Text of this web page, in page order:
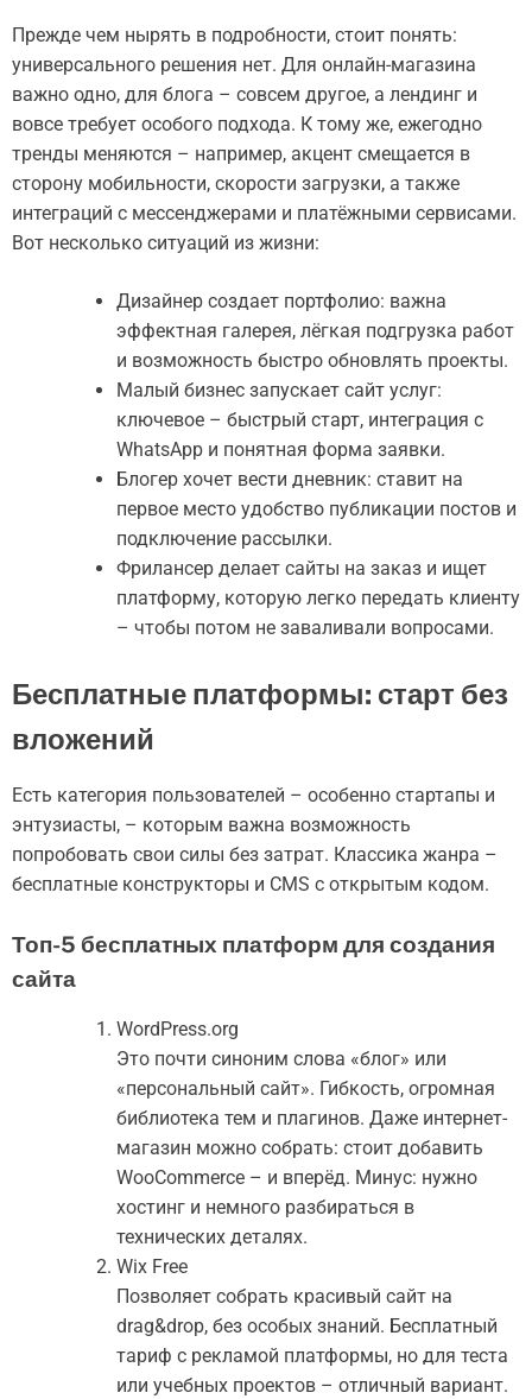
Прежде чем нырять в подробности, стоит понять:
универсального решения нет. Для онлайн-магазина
важно одно, для блога – совсем другое, а лендинг и
вовсе требует особого подхода. К тому же, ежегодно
тренды меняются – например, акцент смещается в
сторону мобильности, скорости загрузки, а также
интеграций с мессенджерами и платёжными сервисами.
Вот несколько ситуаций из жизни:
Дизайнер создает портфолио: важна
эффектная галерея, лёгкая подгрузка работ
и возможность быстро обновлять проекты.
Малый бизнес запускает сайт услуг:
ключевое – быстрый старт, интеграция с
WhatsApp и понятная форма заявки.
Блогер хочет вести дневник: ставит на
первое место удобство публикации постов и
подключение рассылки.
Фрилансер делает сайты на заказ и ищет
платформу, которую легко передать клиенту
– чтобы потом не заваливали вопросами.
Бесплатные платформы: старт без
вложений
Есть категория пользователей – особенно стартапы и
энтузиасты, – которым важна возможность
попробовать свои силы без затрат. Классика жанра –
бесплатные конструкторы и CMS с открытым кодом.
Топ-5 бесплатных платформ для создания
сайта
WordPress.org
Это почти синоним слова «блог» или
«персональный сайт». Гибкость, огромная
библиотека тем и плагинов. Даже интернет-
магазин можно собрать: стоит добавить
WooCommerce – и вперёд. Минус: нужно
хостинг и немного разбираться в
технических деталях.
Wix Free
Позволяет собрать красивый сайт на
drag&drop, без особых знаний. Бесплатный
тариф с рекламой платформы, но для теста
или учебных проектов – отличный вариант.